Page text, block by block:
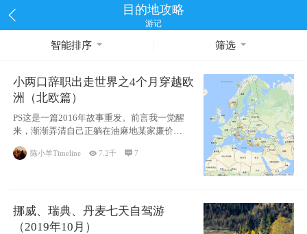
目的地攻略
游记
智能排序 筛选
小两口辞职出走世界之4个月穿越欧
洲（北欧篇）
PS这是一篇2016年故事重发。前言我一觉醒
来，渐渐弄清自己正躺在油麻地某家廉价宾
馆
陈小羊Timeline 7.2千 7
挪威、瑞典、丹麦七天自驾游
（2019年10月）